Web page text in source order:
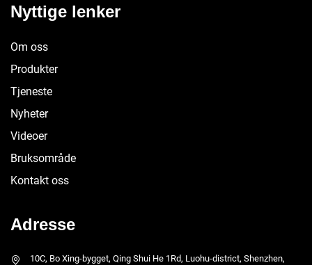
Nyttige lenker
Om oss
Produkter
Tjeneste
Nyheter
Videoer
Bruksområde
Kontakt oss
Adresse
10C, Bo Xing-bygget, Qing Shui He 1Rd, Luohu-district, Shenzhen,